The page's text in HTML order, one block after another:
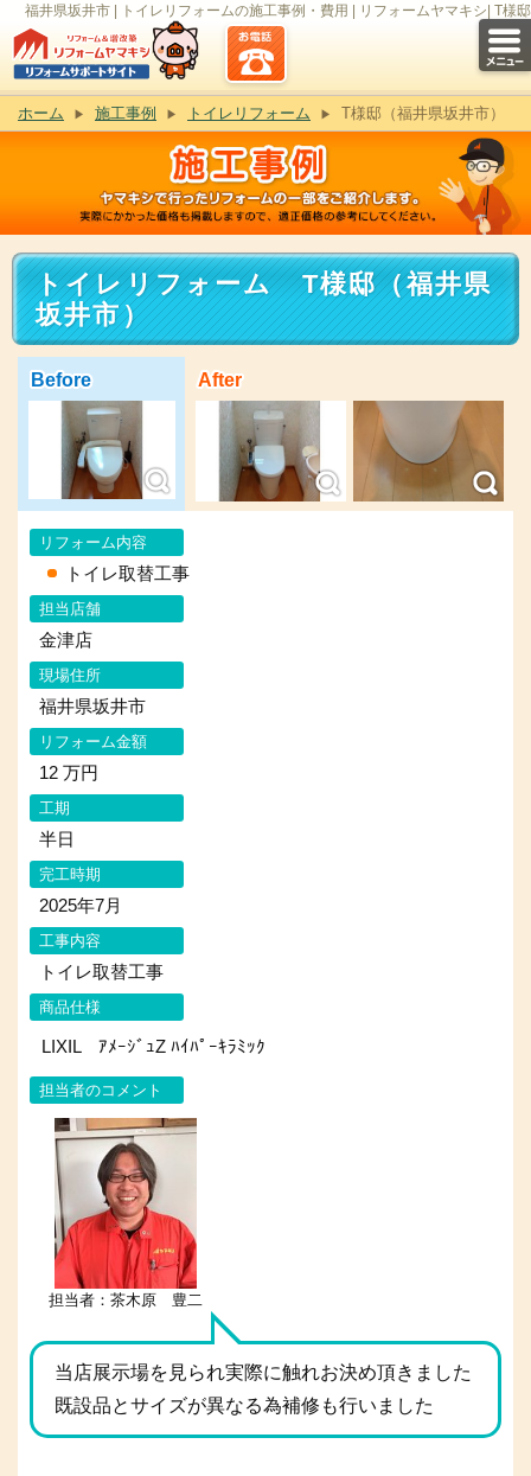
福井県坂井市 | トイレリフォームの施工事例・費用 | リフォームヤマキシ| T様邸
ホーム 施工事例 トイレリフォーム T様邸（福井県坂井市）
トイレリフォーム T様邸（福井県
坂井市）
After
リフォーム内容
トイレ取替工事
担当店舗
金津店
現場住所
福井県坂井市
リフォーム金額
12 万円
工期
半日
完工時期
2025年7月
工事内容
トイレ取替工事
商品仕様
LIXIL ｱﾒｰｼﾞｭZ ﾊｲﾊﾟｰｷﾗﾐｯｸ
担当者のコメント
担当者：茶木原 豊二
当店展示場を見られ実際に触れお決め頂きました
既設品とサイズが異なる為補修も行いました